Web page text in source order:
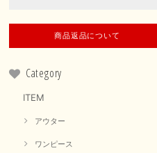
商品返品について
Category
ITEM
アウター
ワンピース